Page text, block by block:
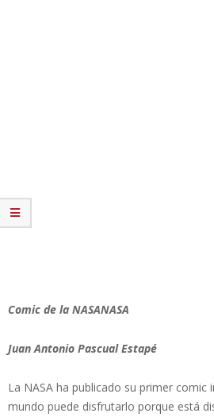
Comic de la NASANASA
Juan Antonio Pascual Estapé
La NASA ha publicado su primer comic
mundo puede disfrutarlo porque está